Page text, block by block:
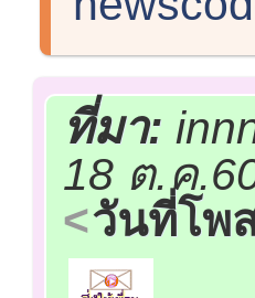
ที่มา:
18 ต.ค
วันที่โพ